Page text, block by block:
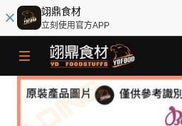
翊鼎食材
立刻使用官方APP